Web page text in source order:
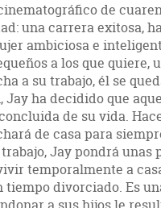
de
una carrera exitosa,
ambiciosa e
a los que quiere,
a su trabajo, él se
ha decidido que
de su vida.
de casa para
Jay pondrá unas
temporalmente a
divorciado. Es